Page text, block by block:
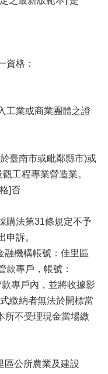
資格：
工業或商業團體之證
臺南市或毗鄰縣市)或
工程專業營造業。
]否
購法第31條規定不予
申訴。
融機構帳號：佳里區
款專戶，帳號：
專戶內，並將收據影
繳納者無法於開標當
所不受理現金當場繳
區公所農業及建設